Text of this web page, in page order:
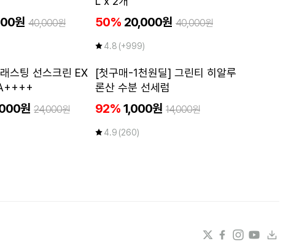
원 40,000원 50% 20,000원 40,000원
4.8 (+999)
~50%
스팅 선스크린 EX
원 24,000원
[첫구매-1천원딜] 그린티 히알루
론산 수분 선세럼
92% 1,000원 14,000원
4.9 (260)